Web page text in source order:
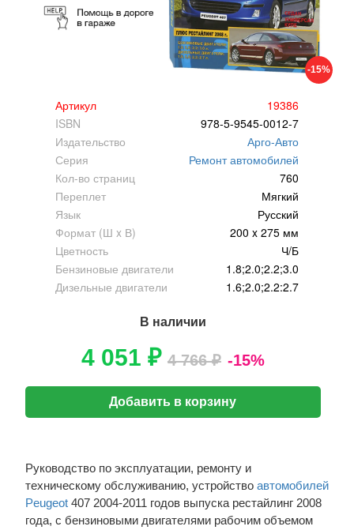
-15%
Артикул
19386
ISBN
978-5-9545-0012-7
Издательство
Арго-Авто
Серия
Ремонт автомобилей
Кол-во страниц
760
Переплет
Мягкий
Язык
Русский
Формат (Ш x В)
200 x 275 мм
Цветность
Ч/Б
Бензиновые двигатели
1.8;2.0;2.2;3.0
Дизельные двигатели
1.6;2.0;2.2:2.7
В наличии
4 051 ₽ 4 766 ₽ -15%
Добавить в корзину
Руководство по эксплуатации, ремонту и
техническому обслуживанию, устройство автомобилей
Peugeot407 2004-2011 годов выпуска рестайлинг 2008
года, с бензиновыми двигателями рабочим объемом